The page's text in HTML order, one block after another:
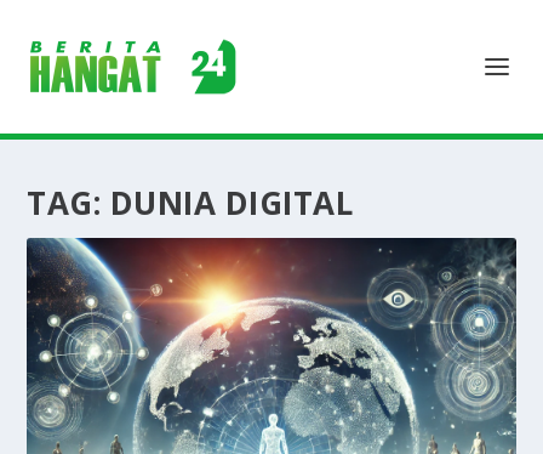
TAG: DUNIA DIGITAL